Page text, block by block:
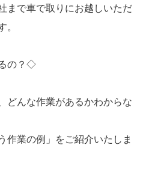
まで車で取りにお越しいただ
の？◇
どんな作業があるかわからな
作業の例」をご紹介いたしま